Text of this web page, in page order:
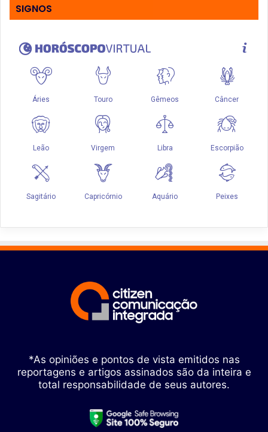
SIGNOS
*As opiniões e pontos de vista emitidos nas
reportagens e artigos assinados são da inteira e
total responsabilidade de seus autores.